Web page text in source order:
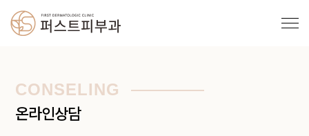
CONSELING
온라인상담